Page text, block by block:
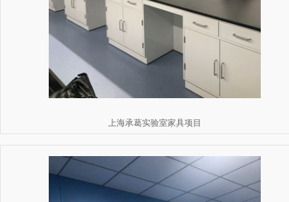
上海承葛实验室家具项目